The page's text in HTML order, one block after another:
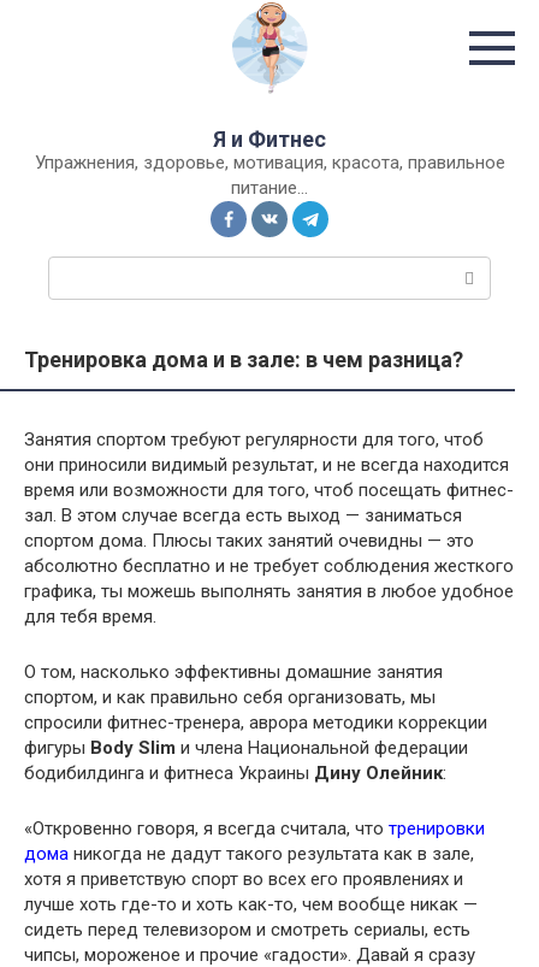
Я и Фитнес
Упражнения, здоровье, мотивация, красота, правильное
питание…
о
к
:
Тренировка дома и в зале: в чем разница?
Занятия спортом требуют регулярности для того, чтоб
они приносили видимый результат, и не всегда находится
время или возможности для того, чтоб посещать фитнес-
зал. В этом случае всегда есть выход — заниматься
спортом дома. Плюсы таких занятий очевидны — это
абсолютно бесплатно и не требует соблюдения жесткого
графика, ты можешь выполнять занятия в любое удобное
для тебя время.
О том, насколько эффективны домашние занятия
спортом, и как правильно себя организовать, мы
спросили фитнес-тренера, аврора методики коррекции
фигуры Body Slim и члена Национальной федерации
бодибилдинга и фитнеса Украины Дину Олейник:
«Откровенно говоря, я всегда считала, что тренировки
дома никогда не дадут такого результата как в зале,
хотя я приветствую спорт во всех его проявлениях и
лучше хоть где-то и хоть как-то, чем вообще никак —
сидеть перед телевизором и смотреть сериалы, есть
чипсы, мороженое и прочие «гадости». Давай я сразу